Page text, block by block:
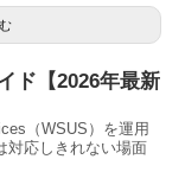
ド【2026年最新
（WSUS）を運用
対応しきれない場面